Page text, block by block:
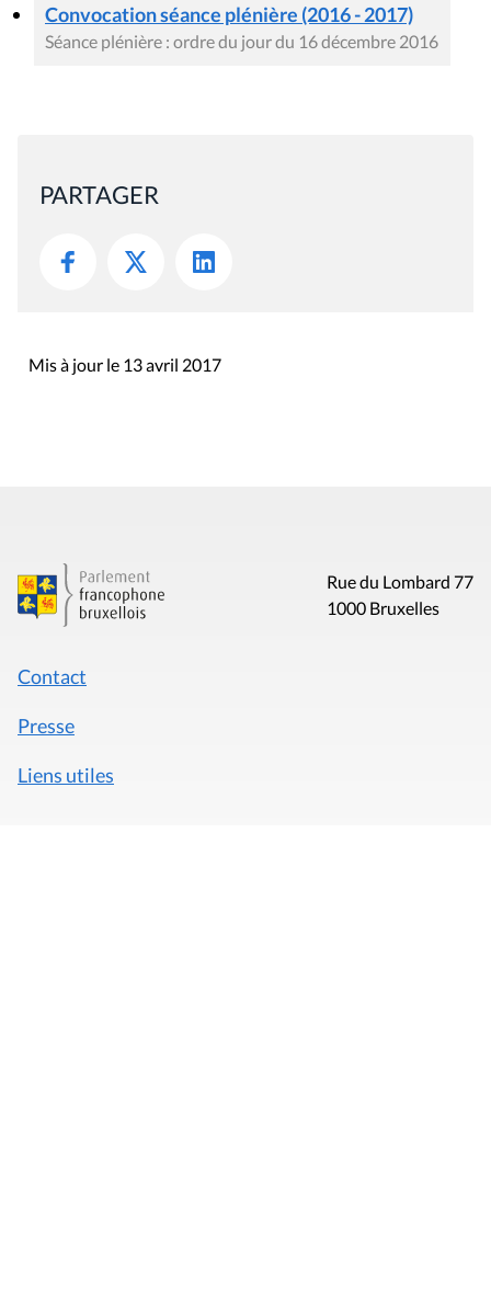
Convocation séance plénière (2016 - 2017)
Séance plénière : ordre du jour du 16 décembre 2016
PARTAGER
Mis à jour le 13 avril 2017
Rue du Lombard 77
1000 Bruxelles
Contact
Presse
Liens utiles